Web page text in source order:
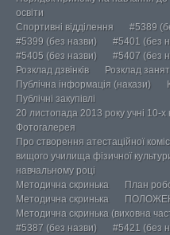
освіти
Спортивні відділення
#5389
#5399 (без назви)
#5401 (без
#5405 (без назви)
#5407 (без
Розклад дзвінків
Розклад
Публічна інформація (накази)
Публічні закупівлі
20 листопада 2013 року учні 10-
Фотогалерея
Про створення атестаційної
вищого училища фізичної
навчальному році
Методична скринька
План
Методична скринька
Методична скринька (виховна
#5387 (без назви)
#5421 (без